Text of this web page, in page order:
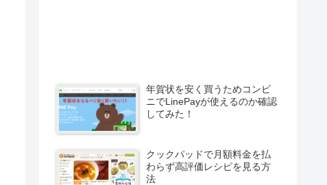
年賀状を安く買うためコンビ
ニでLinePayが使えるのか確認
してみた！
クックパッドで月額料金を払
わらず高評価レシピを見る方
法